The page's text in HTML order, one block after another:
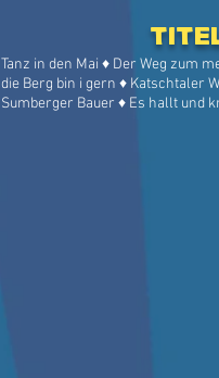
Tanz in den Mai ♦ Der Weg zum
die Berg bin i gern ♦ Katschtaler
Sumberger Bauer ♦ Es hallt und